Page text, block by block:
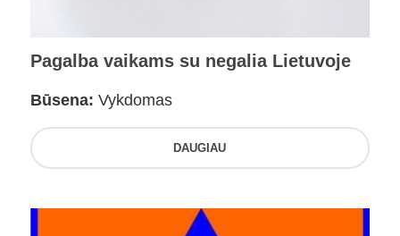
Pagalba vaikams su negalia Lietuvoje
Būsena: Vykdomas
DAUGIAU